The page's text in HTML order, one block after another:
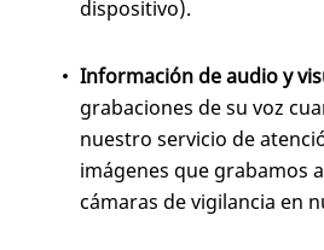
dispositivo).
Información de audio y
grabaciones de su voz
nuestro servicio de
imágenes que grabamos
cámaras de vigilancia en